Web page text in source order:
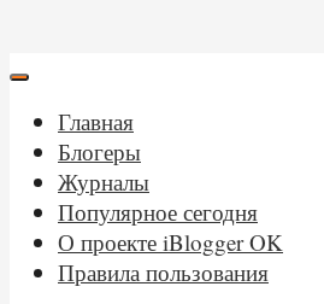
Главная
Блогеры
Журналы
Популярное сегодня
О проекте iBlogger OK
Правила пользования